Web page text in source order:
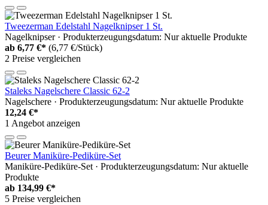
Tweezerman Edelstahl Nagelknipser 1 St.
Nagelknipser · Produkterzeugungsdatum: Nur aktuelle Produkte
ab 6,77 €* (6,77 €/Stück)
2 Preise vergleichen
Staleks Nagelschere Classic 62-2
Nagelschere · Produkterzeugungsdatum: Nur aktuelle Produkte
12,24 €*
1 Angebot anzeigen
Beurer Maniküre-Pediküre-Set
Maniküre-Pediküre-Set · Produkterzeugungsdatum: Nur aktuelle
Produkte
ab 134,99 €*
5 Preise vergleichen